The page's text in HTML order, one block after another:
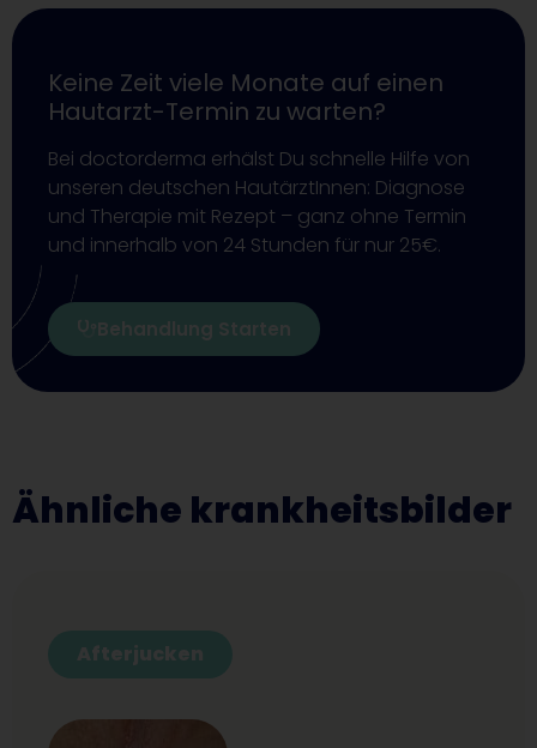
Keine Zeit viele Monate auf einen
Hautarzt-Termin zu warten?
Bei doctorderma erhälst Du schnelle Hilfe von
unseren deutschen HautärztInnen: Diagnose
und Therapie mit Rezept – ganz ohne Termin
und innerhalb von 24 Stunden für nur 25€.
Behandlung Starten
Ähnliche krankheitsbilder
Afterjucken